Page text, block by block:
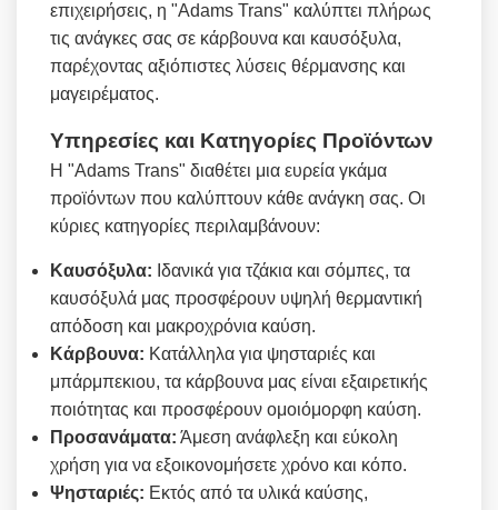
επιχειρήσεις, η "Adams Trans" καλύπτει πλήρως
τις ανάγκες σας σε κάρβουνα και καυσόξυλα,
παρέχοντας αξιόπιστες λύσεις θέρμανσης και
μαγειρέματος.
Υπηρεσίες και Κατηγορίες Προϊόντων
Η "Adams Trans" διαθέτει μια ευρεία γκάμα
προϊόντων που καλύπτουν κάθε ανάγκη σας. Οι
κύριες κατηγορίες περιλαμβάνουν:
Καυσόξυλα: Ιδανικά για τζάκια και σόμπες, τα
καυσόξυλά μας προσφέρουν υψηλή θερμαντική
απόδοση και μακροχρόνια καύση.
Κάρβουνα: Κατάλληλα για ψησταριές και
μπάρμπεκιου, τα κάρβουνα μας είναι εξαιρετικής
ποιότητας και προσφέρουν ομοιόμορφη καύση.
Προσανάματα: Άμεση ανάφλεξη και εύκολη
χρήση για να εξοικονομήσετε χρόνο και κόπο.
Ψησταριές: Εκτός από τα υλικά καύσης,